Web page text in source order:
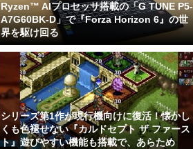
Ryzen™ AIプロセッサ搭載の「G TUNE P5-
A7G60BK-D」で『Forza Horizon 6』の世
界を駆け回る
シリーズ第1作が現行機向けに復活！懐かし
くも色褪せない『カルドセプト ザ ファース
ト』遊びやすい機能も搭載で、あらため